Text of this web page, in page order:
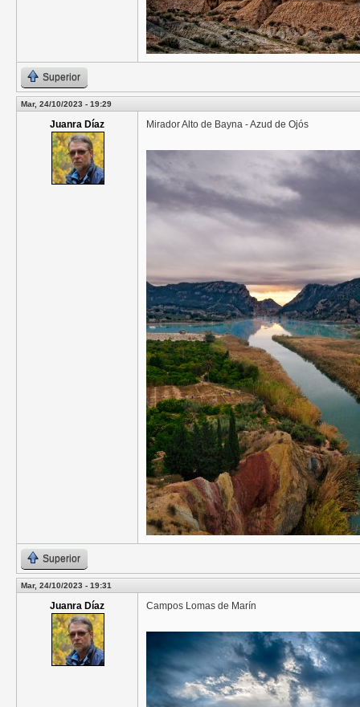
Superior
Mar, 24/10/2023 - 19:29
Juanra Díaz Mirador Alto de Bayna - Azud de Ojós
Superior
Mar, 24/10/2023 - 19:31
Juanra Díaz Campos Lomas de Marín